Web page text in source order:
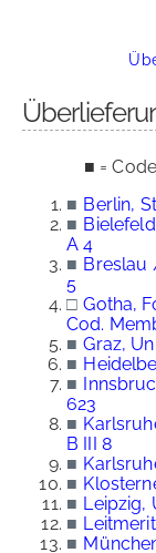
■ =
■ Berlin,
■
A 4
■ Breslau
5
□ Gotha,
Cod.
■ Graz,
■
■
623
■
B III 8
■
■
■ Leipzig,
■
■